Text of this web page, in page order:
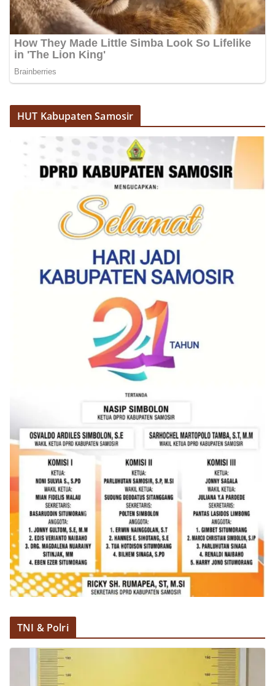
HUT Kabupaten Samosir
TNI & Polri